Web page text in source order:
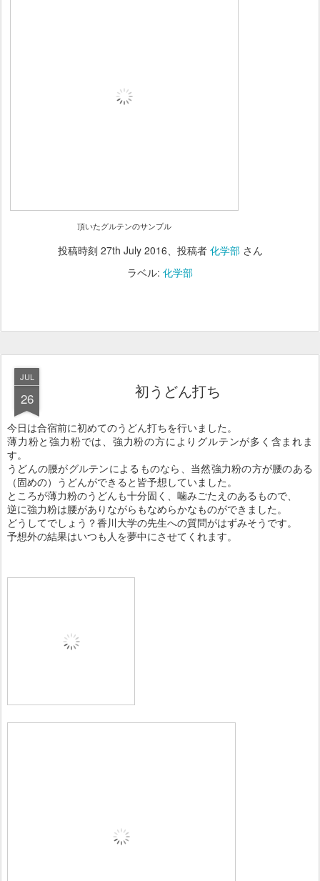
頂いたグルテンのサンプル
投稿時刻 27th July 2016、投稿者 化学部さん
ラベル: 化学部
JUL
26 初うどん打ち
今日は合宿前に初めてのうどん打ちを行いました。
薄力粉と強力粉では、強力粉の方によりグルテンが多く含まれま
す。
うどんの腰がグルテンによるものなら、当然強力粉の方が腰のある
（固めの）うどんができると皆予想していました。
ところが薄力粉のうどんも十分固く、噛みごたえのあるもので、
逆に強力粉は腰がありながらもなめらかなものができました。
どうしてでしょう？香川大学の先生への質問がはずみそうです。
予想外の結果はいつも人を夢中にさせてくれます。